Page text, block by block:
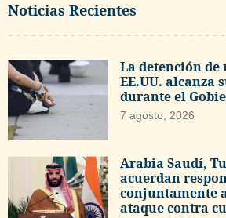
Noticias Recientes
La detención de
EE.UU. alcanza
durante el
7 agosto, 2026
Arabia Saudí,
acuerdan
conjuntamente
ataque contra